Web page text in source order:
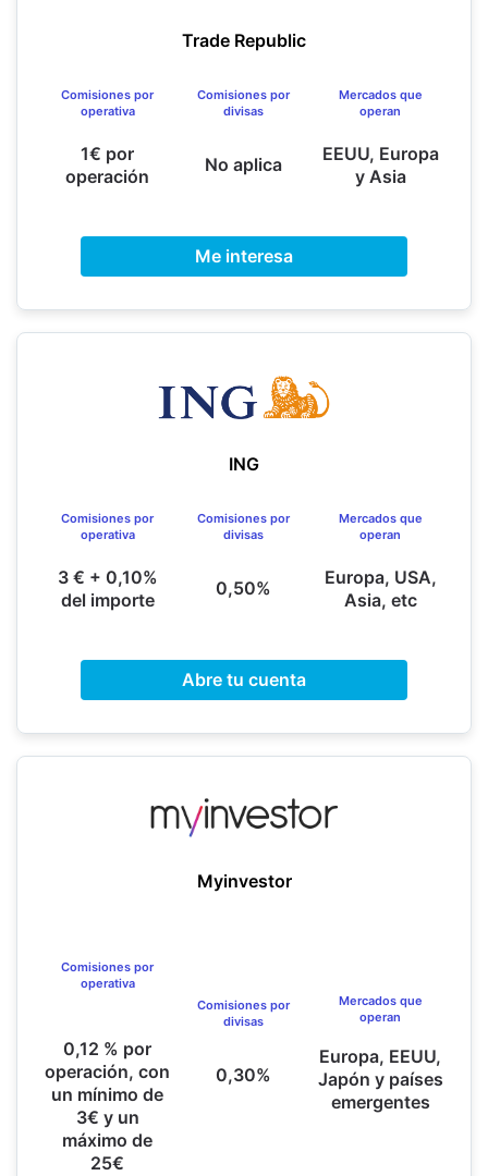
Trade Republic
Comisiones por
operativa
1€ por
operación
Comisiones por
divisas
No aplica
Mercados que
operan
EEUU, Europa
y Asia
Me interesa
ING
Comisiones por
operativa
3 € + 0,10%
del importe
Comisiones por
divisas
0,50%
Mercados que
operan
Europa, USA,
Asia, etc
Abre tu cuenta
Myinvestor
Comisiones por
operativa
0,12 % por
operación, con
un mínimo de
3€ y un
máximo de
25€
Comisiones por
divisas
0,30%
Mercados que
operan
Europa, EEUU,
Japón y países
emergentes